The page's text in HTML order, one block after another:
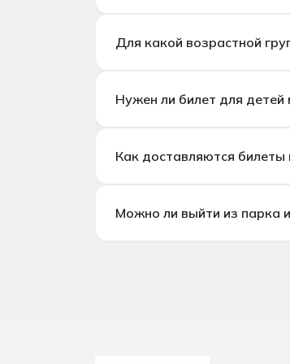
Для какой возрастной
Парк подходит как для
Нужен ли билет для детей
Как доставляются билеты
После покупки QR-код
Можно ли выйти из парка